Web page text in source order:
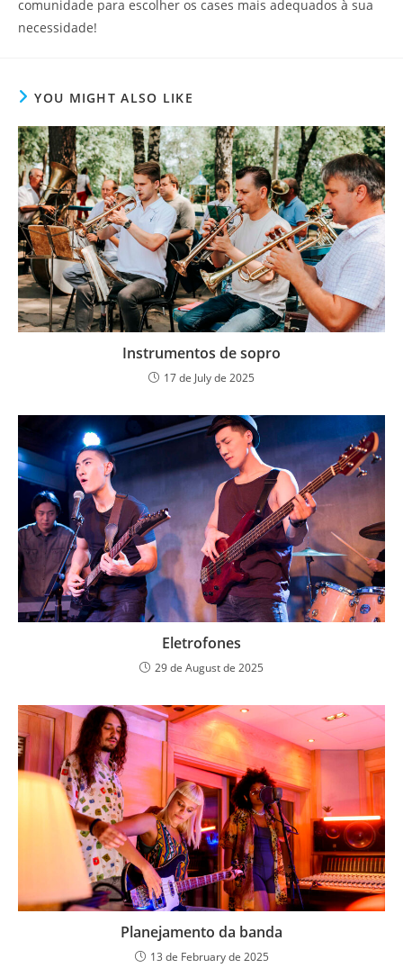
comunidade para escolher os cases mais adequados à sua
necessidade!
YOU MIGHT ALSO LIKE
Instrumentos de sopro
17 de July de 2025
Eletrofones
29 de August de 2025
Planejamento da banda
13 de February de 2025